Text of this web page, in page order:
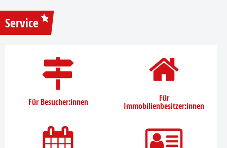
Service
Für Besucher:innen Für
Immobilienbesitzer:innen